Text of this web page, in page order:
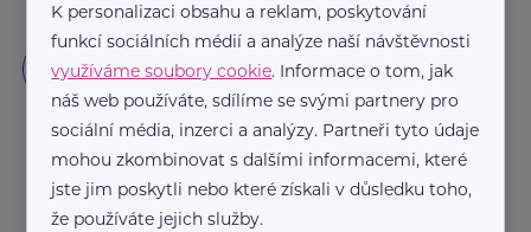
K personalizaci obsahu a reklam, poskytování
funkcí sociálních médií a analýze naší návštěvnosti
využíváme soubory cookie. Informace o tom, jak
náš web používáte, sdílíme se svými partnery pro
sociální média, inzerci a analýzy. Partneři tyto údaje
mohou zkombinovat s dalšími informacemi, které
jste jim poskytli nebo které získali v důsledku toho,
že používáte jejich služby.